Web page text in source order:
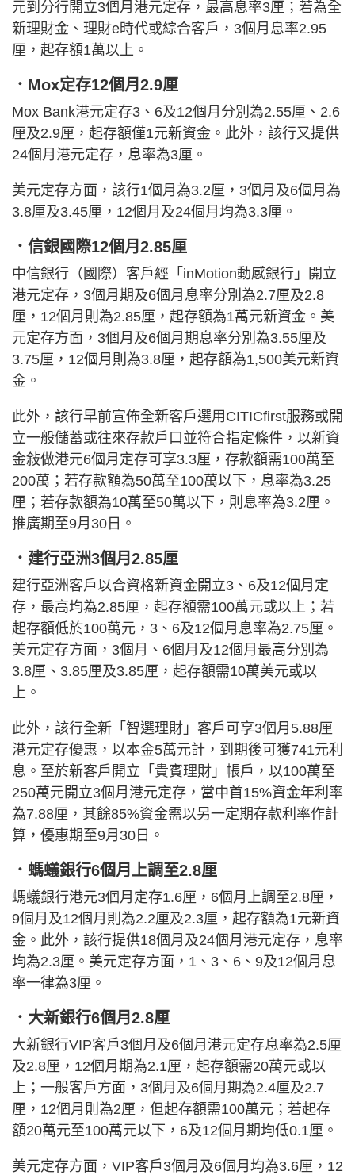
元到分行開立3個月港元定存，最高息率3厘；若為全
新理財金、理財e時代或綜合客戶，3個月息率2.95
厘，起存額1萬以上。
．Mox定存12個月2.9厘
Mox Bank港元定存3、6及12個月分別為2.55厘、2.6
厘及2.9厘，起存額僅1元新資金。此外，該行又提供
24個月港元定存，息率為3厘。
美元定存方面，該行1個月為3.2厘，3個月及6個月為
3.8厘及3.45厘，12個月及24個月均為3.3厘。
．信銀國際12個月2.85厘
中信銀行（國際）客戶經「inMotion動感銀行」開立
港元定存，3個月期及6個月息率分別為2.7厘及2.8
厘，12個月則為2.85厘，起存額為1萬元新資金。美
元定存方面，3個月及6個月期息率分別為3.55厘及
3.75厘，12個月則為3.8厘，起存額為1,500美元新資
金。
此外，該行早前宣佈全新客戶選用CITICfirst服務或開
立一般儲蓄或往來存款戶口並符合指定條件，以新資
金敍做港元6個月定存可享3.3厘，存款額需100萬至
200萬；若存款額為50萬至100萬以下，息率為3.25
厘；若存款額為10萬至50萬以下，則息率為3.2厘。
推廣期至9月30日。
．建行亞洲3個月2.85厘
建行亞洲客戶以合資格新資金開立3、6及12個月定
存，最高均為2.85厘，起存額需100萬元或以上；若
起存額低於100萬元，3、6及12個月息率為2.75厘。
美元定存方面，3個月、6個月及12個月最高分別為
3.8厘、3.85厘及3.85厘，起存額需10萬美元或以
上。
此外，該行全新「智選理財」客戶可享3個月5.88厘
港元定存優惠，以本金5萬元計，到期後可獲741元利
息。至於新客戶開立「貴賓理財」帳戶，以100萬至
250萬元開立3個月港元定存，當中首15%資金年利率
為7.88厘，其餘85%資金需以另一定期存款利率作計
算，優惠期至9月30日。
．螞蟻銀行6個月上調至2.8厘
螞蟻銀行港元3個月定存1.6厘，6個月上調至2.8厘，
9個月及12個月則為2.2厘及2.3厘，起存額為1元新資
金。此外，該行提供18個月及24個月港元定存，息率
均為2.3厘。美元定存方面，1、3、6、9及12個月息
率一律為3厘。
．大新銀行6個月2.8厘
大新銀行VIP客戶3個月及6個月港元定存息率為2.5厘
及2.8厘，12個月期為2.1厘，起存額需20萬元或以
上；一般客戶方面，3個月及6個月期為2.4厘及2.7
厘，12個月則為2厘，但起存額需100萬元；若起存
額20萬元至100萬元以下，6及12個月期均低0.1厘。
美元定存方面，VIP客戶3個月及6個月均為3.6厘，12